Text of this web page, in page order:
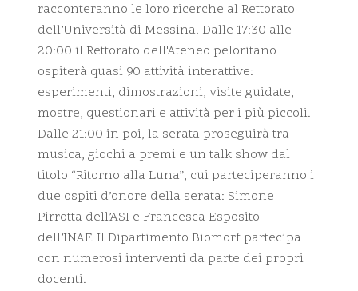
racconteranno le loro ricerche al Rettorato
dell’Università di Messina. Dalle 17:30 alle
20:00 il Rettorato dell'Ateneo peloritano
ospiterà quasi 90 attività interattive:
esperimenti, dimostrazioni, visite guidate,
mostre, questionari e attività per i più piccoli.
Dalle 21:00 in poi, la serata proseguirà tra
musica, giochi a premi e un talk show dal
titolo “Ritorno alla Luna”, cui parteciperanno i
due ospiti d’onore della serata: Simone
Pirrotta dell’ASI e Francesca Esposito
dell’INAF. Il Dipartimento Biomorf partecipa
con numerosi interventi da parte dei propri
docenti.